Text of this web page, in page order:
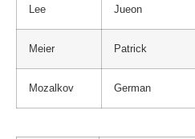
Lee Jueon
Meier Patrick
Mozalkov German